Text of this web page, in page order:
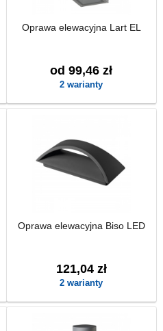
Oprawa elewacyjna Lart EL
od 99,46 zł
2 warianty
Oprawa elewacyjna Biso LED
121,04 zł
2 warianty